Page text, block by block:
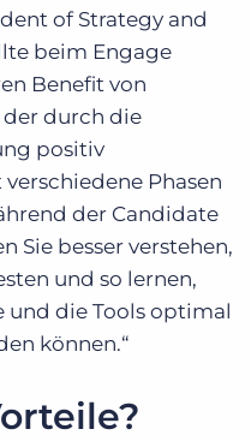
of Strategy and
beim Engage
Benefit von
durch die
positiv
Phasen
der Candidate
Sie besser verstehen,
und so lernen,
und die Tools optimal
können.“